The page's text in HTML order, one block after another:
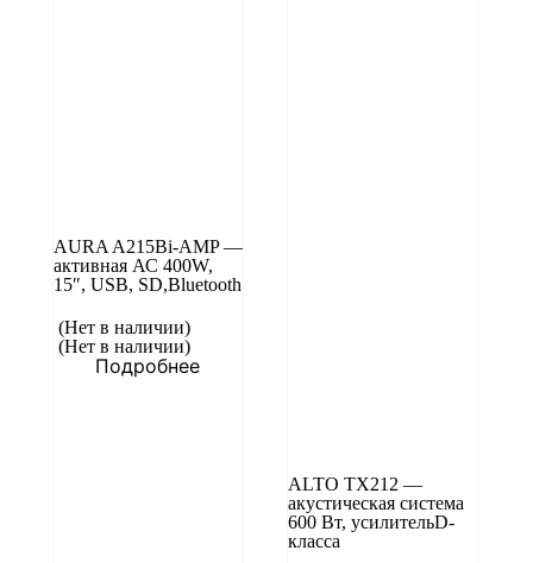
AURA A215Bi-AMP —
активная АС 400W,
15″, USB, SD,Bluetooth
(Нет в наличии)
(Нет в наличии)
Подробнее
ALTO TX212 —
акустическая система
600 Вт, усилительD-
класса